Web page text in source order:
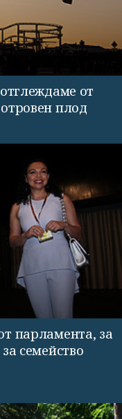
от
плод
парламента, за
семейство